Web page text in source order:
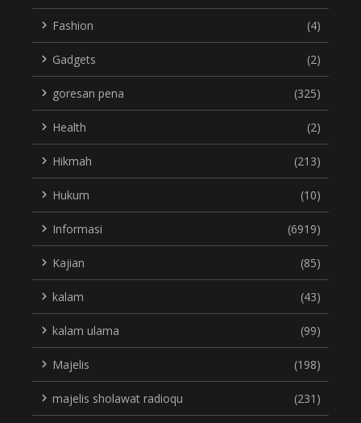
Fashion (4)
Gadgets (2)
goresan pena (325)
Health (2)
Hikmah (213)
Hukum (10)
Informasi (6919)
Kajian (85)
kalam (43)
kalam ulama (99)
Majelis (198)
majelis sholawat radioqu (231)